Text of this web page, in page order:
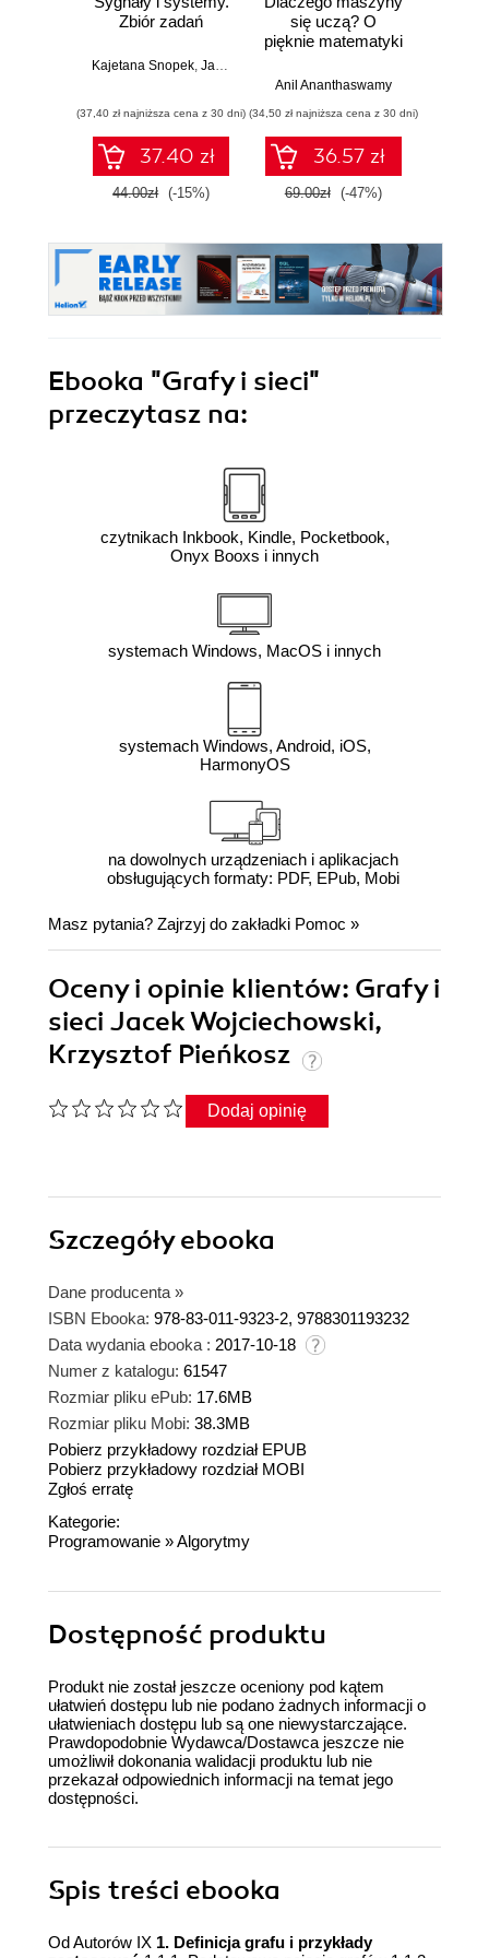
Zbiór zadań
Kajetana Snopek, Jacek Wojciechowski
(37,40 zł najniższa cena z 30 dni)
37.40 zł
44.00zł (-15%)
się uczą? O
pięknie matematyki
współczesnej
inteligencji
Anil Ananthaswamy
(34,50 zł najniższa cena z 30 dni)
36.57 zł
69.00zł (-47%)
Ebooka "Grafy i sieci"
przeczytasz na:
czytnikach Inkbook, Kindle, Pocketbook,
Onyx Booxs i innych
systemach Windows, MacOS i innych
systemach Windows, Android, iOS,
HarmonyOS
na dowolnych urządzeniach i aplikacjach
obsługujących formaty: PDF, EPub, Mobi
Masz pytania? Zajrzyj do zakładki Pomoc »
Oceny i opinie klientów: Grafy i
sieci Jacek Wojciechowski,
Krzysztof Pieńkosz
Dodaj opinię
Szczegółyebooka
Dane producenta »
ISBN Ebooka: 978-83-011-9323-2, 9788301193232
Data wydania ebooka : 2017-10-18
Numer z katalogu: 61547
Rozmiar pliku ePub: 17.6MB
Rozmiar pliku Mobi: 38.3MB
Pobierz przykładowy rozdział EPUB
Pobierz przykładowy rozdział MOBI
Zgłoś erratę
Kategorie:
Programowanie »Algorytmy
Dostępność produktu
Produkt nie został jeszcze oceniony pod kątem
ułatwień dostępu lub nie podano żadnych informacji o
ułatwieniach dostępu lub są one niewystarczające.
Prawdopodobnie Wydawca/Dostawca jeszcze nie
umożliwił dokonania walidacji produktu lub nie
przekazał odpowiednich informacji na temat jego
dostępności.
Spis treści ebooka
Od Autorów IX 1. Definicja grafu i przykłady